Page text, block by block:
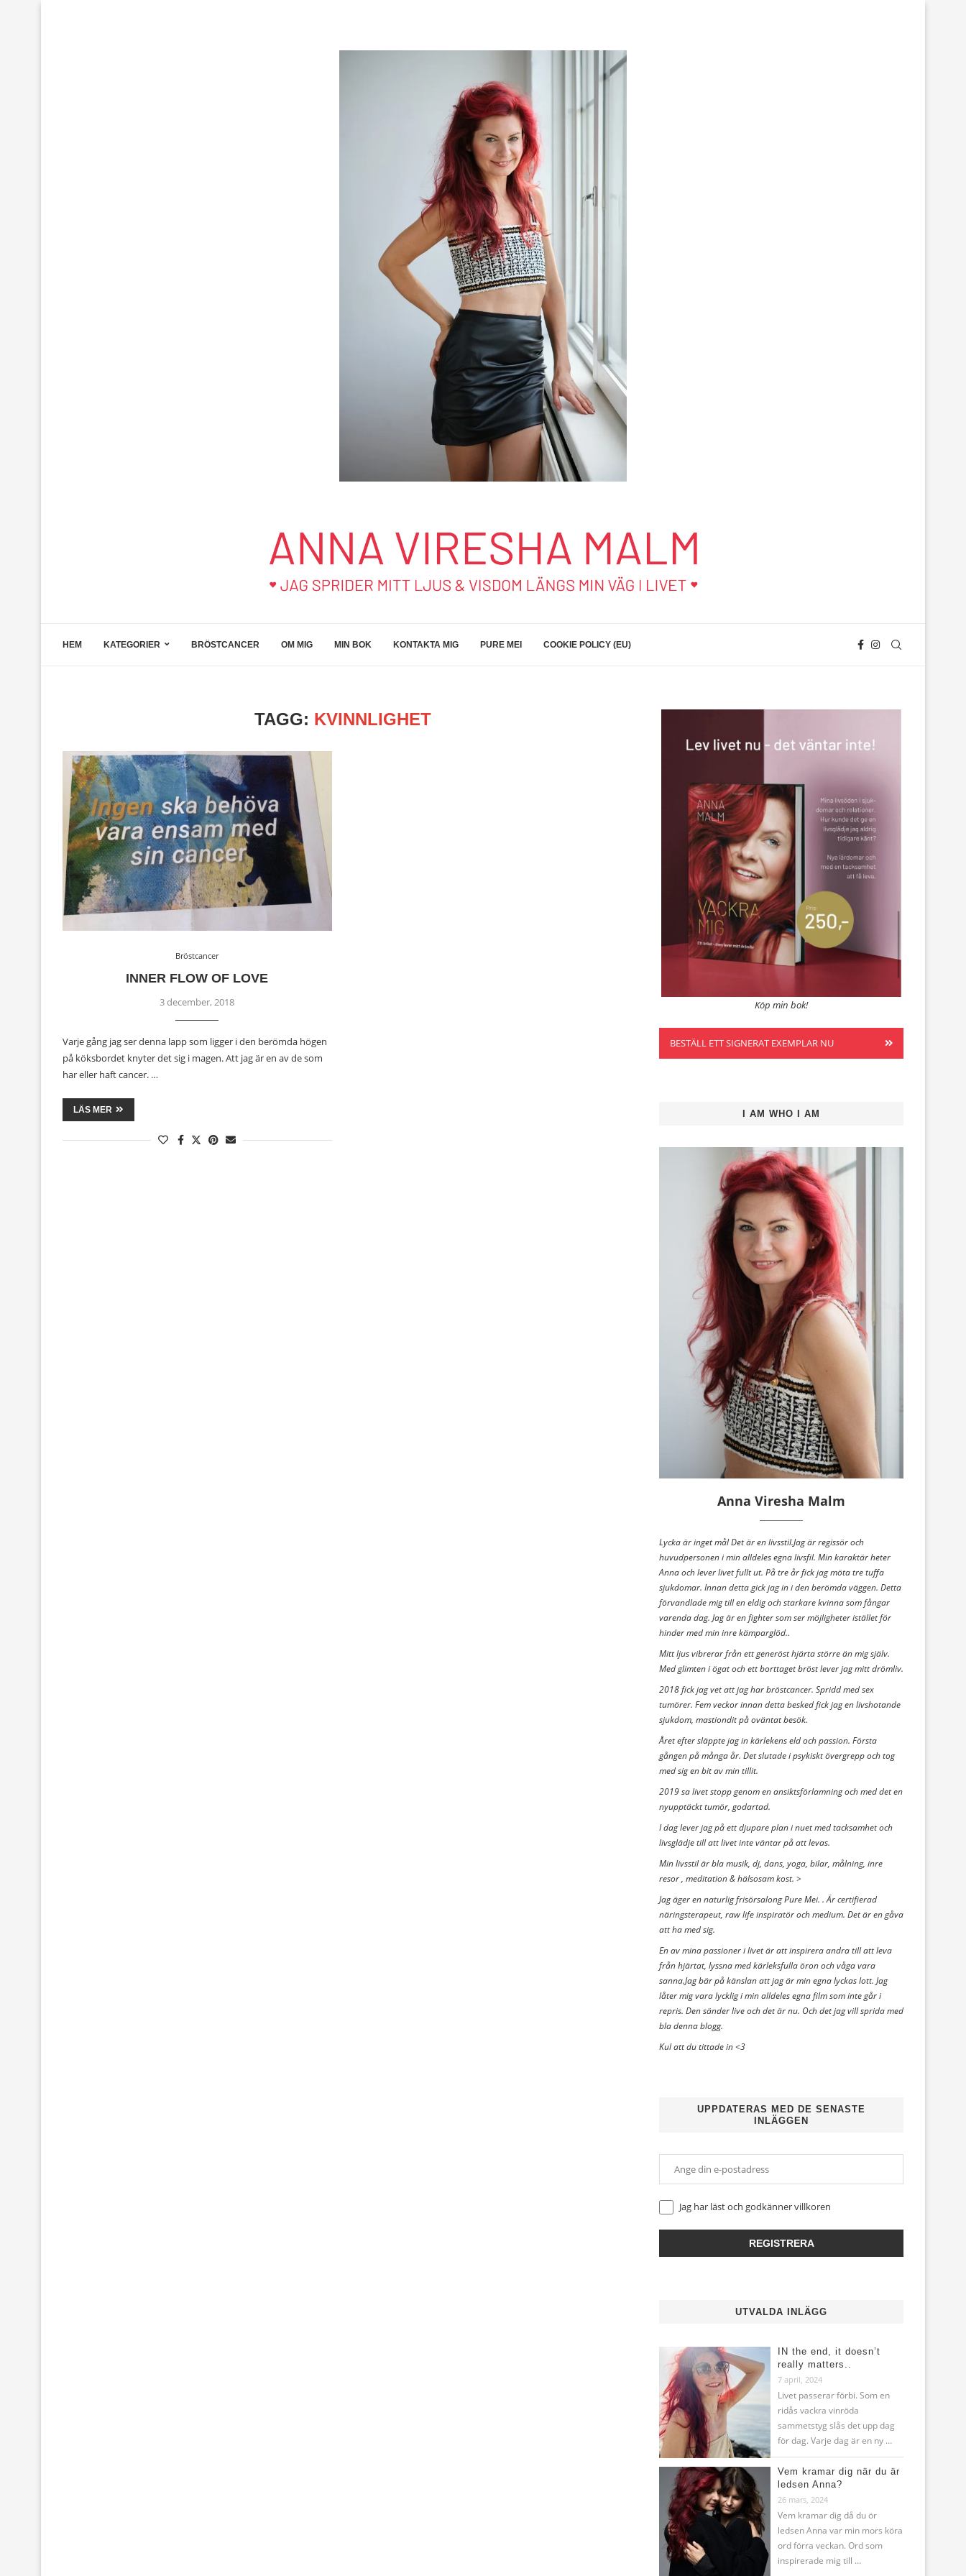
HEM KATEGORIER BRÖSTCANCER OM MIG MIN BOK KONTAKTA MIG PURE MEI COOKIE POLICY (EU)
TAGG: KVINNLIGHET
Bröstcancer
INNER FLOW OF LOVE
3 december, 2018
Varje gång jag ser denna lapp som ligger i den berömda högen
på köksbordet knyter det sig i magen. Att jag är en av de som
har eller haft cancer. …
LÄS MER
Köp min bok!
BESTÄLL ETT SIGNERAT EXEMPLAR NU
I AM WHO I AM
Anna Viresha Malm
Lycka är inget mål Det är en livsstil.Jag är regissör och
huvudpersonen i min alldeles egna livsfil. Min karaktär heter
Anna och lever livet fullt ut. På tre år fick jag möta tre tuffa
sjukdomar. Innan detta gick jag in i den berömda väggen. Detta
förvandlade mig till en eldig och starkare kvinna som fångar
varenda dag. Jag är en fighter som ser möjligheter istället för
hinder med min inre kämparglöd..
Mitt ljus vibrerar från ett generöst hjärta större än mig själv.
Med glimten i ögat och ett borttaget bröst lever jag mitt drömliv.
2018 fick jag vet att jag har bröstcancer. Spridd med sex
tumörer. Fem veckor innan detta besked fick jag en livshotande
sjukdom, mastiondit på oväntat besök.
Året efter släppte jag in kärlekens eld och passion. Första
gången på många år. Det slutade i psykiskt övergrepp och tog
med sig en bit av min tillit.
2019 sa livet stopp genom en ansiktsförlamning och med det en
nyupptäckt tumör, godartad.
I dag lever jag på ett djupare plan i nuet med tacksamhet och
livsglädje till att livet inte väntar på att levas.
Min livsstil är bla musik, dj, dans, yoga, bilar, målning, inre
resor , meditation & hälsosam kost. >
Jag äger en naturlig frisörsalong Pure Mei. . Är certifierad
näringsterapeut, raw life inspiratör och medium. Det är en gåva
att ha med sig.
En av mina passioner i livet är att inspirera andra till att leva
från hjärtat, lyssna med kärleksfulla öron och våga vara
sanna.Jag bär på känslan att jag är min egna lyckas lott. Jag
låter mig vara lycklig i min alldeles egna film som inte går i
repris. Den sänder live och det är nu. Och det jag vill sprida med
bla denna blogg.
Kul att du tittade in <3
UPPDATERAS MED DE SENASTE
INLÄGGEN
Jag har läst och godkännervillkoren
UTVALDA INLÄGG
IN the end, it doesn’t
really matters..
7 april, 2024
Livet passerar förbi. Som en
ridås vackra vinröda
sammetstyg slås det upp dag
för dag. Varje dag är en ny …
Vem kramar dig när du är
ledsen Anna?
26 mars, 2024
Vem kramar dig då du ör
ledsen Anna var min mors köra
ord förra veckan. Ord som
inspirerade mig till …